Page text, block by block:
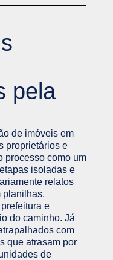
pela
de imóveis em
proprietários e
processo como um
isoladas e
relatos
planilhas,
e
do caminho. Já
com
que atrasam por
de